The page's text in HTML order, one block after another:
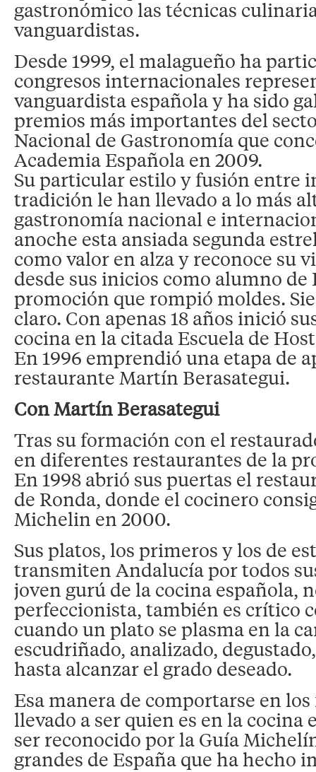
gastronómico las técnicas
vanguardistas.
Desde 1999, el malagueño ha
congresos internacionales
vanguardista española y ha sido
premios más importantes del
Nacional de Gastronomía que
Academia Española en 2009.
Su particular estilo y fusión entre
tradición le han llevado a lo más
gastronomía nacional e
anoche esta ansiada segunda
como valor en alza y reconoce su
desde sus inicios como alumno de
promoción que rompió moldes.
claro. Con apenas 18 años inició
cocina en la citada Escuela de
En 1996 emprendió una etapa de
restaurante Martín Berasategui.
Con Martín Berasategui
Tras su formación con el
en diferentes restaurantes de la
En 1998 abrió sus puertas el
de Ronda, donde el cocinero
Michelin en 2000.
Sus platos, los primeros y los de
transmiten Andalucía por todos
joven gurú de la cocina española,
perfeccionista, también es crítico
cuando un plato se plasma en la
escudriñado, analizado,
hasta alcanzar el grado deseado.
Esa manera de comportarse en
llevado a ser quien es en la cocina
ser reconocido por la Guía
grandes de España que ha hecho